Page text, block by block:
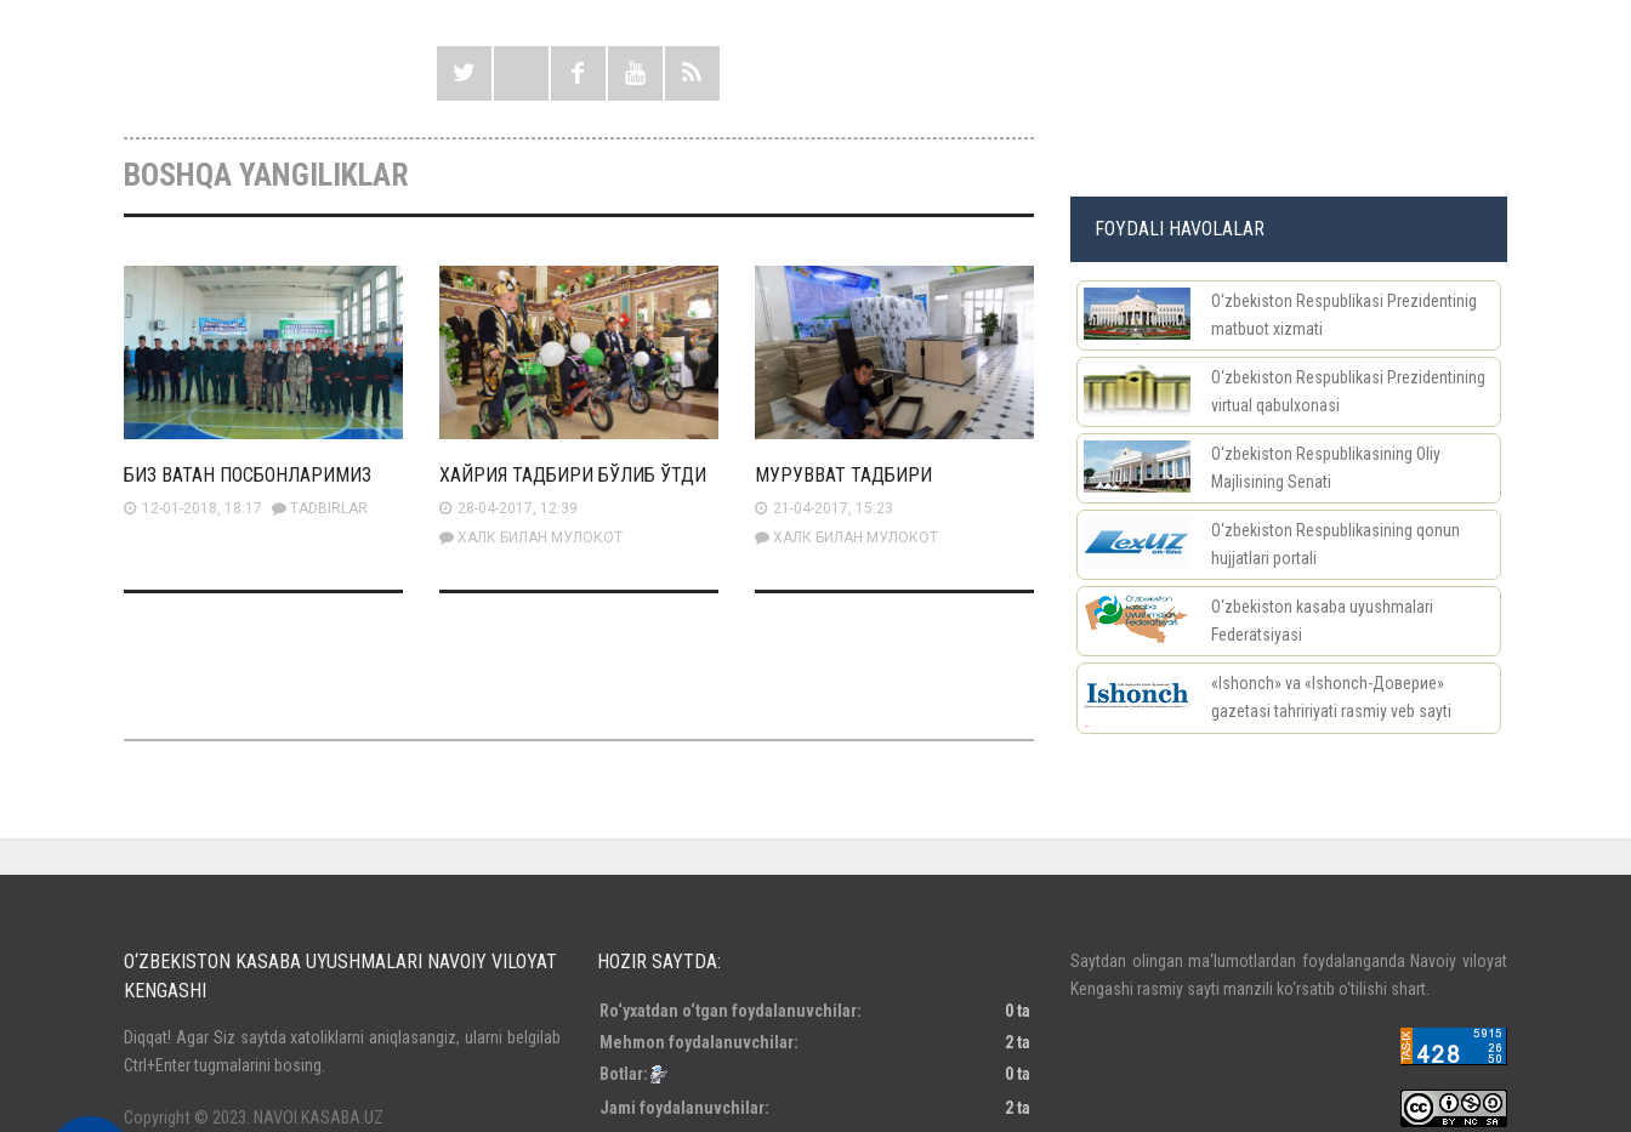
BOSHQA YANGILIKLAR
БИЗ ВАТАН ПОСБОНЛАРИМИЗ
12-01-2018, 18:17 TADBIRLAR
ХАЙРИЯ ТАДБИРИ БЎЛИБ ЎТДИ
28-04-2017, 12:39
ХАЛК БИЛАН МУЛОКОТ
МУРУВВАТ ТАДБИРИ
21-04-2017, 15:23
ХАЛК БИЛАН МУЛОКОТ
FOYDALI HAVOLALAR
O‘zbekiston Respublikasi Prezidentinig
matbuot xizmati
O‘zbekiston Respublikasi Prezidentining
virtual qabulxonasi
O‘zbekiston Respublikasining Oliy
Majlisining Senati
O‘zbekiston Respublikasining qonun
hujjatlari portali
O‘zbekiston kasaba uyushmalari
Federatsiyasi
«Ishonch» va «Ishonch-Доверие»
gazetasi tahririyati rasmiy veb sayti
Кириш
Регистрация
Паролни унутдингизми?
O‘ZBEKISTON KASABA UYUSHMALARI NAVOIY VILOYAT
KENGASHI
Diqqat! Agar Siz saytda xatoliklarni aniqlasangiz, ularni belgilab
Ctrl+Enter tugmalarini bosing.
Copyright © 2023. NAVOI.KASABA.UZ
HOZIR SAYTDA:
Ro‘yxatdan o‘tgan foydalanuvchilar:
0 ta
Mehmon foydalanuvchilar:
2 ta
Botlar:
0 ta
Jami foydalanuvchilar:
2 ta
Saytdan olingan ma‘lumotlardan foydalanganda Navoiy viloyat
Kengashi rasmiy sayti manzili ko‘rsatib o‘tilishi shart.